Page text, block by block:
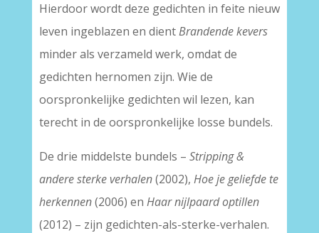
Hierdoor wordt deze gedichten in feite nieuw
leven ingeblazen en dientBrandende kevers
minder als verzameld werk, omdat de
gedichten hernomen zijn. Wie de
oorspronkelijke gedichten wil lezen, kan
terecht in de oorspronkelijke losse bundels.
De drie middelste bundels – Stripping &
andere sterke verhalen(2002), Hoe je geliefde te
herkennen(2006) en Haar nijlpaard optillen
(2012) – zijn gedichten-als-sterke-verhalen.